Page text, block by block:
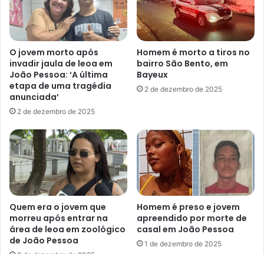
T
r
u
m
i
n
d
e
M
a
n
g
a
b
e
i
r
d
e
n
t
r
a
o
l
e
s
c
e
n
t
e
e
O jovem morto após
invadir jaula de leoa em
João Pessoa: ‘A última
etapa de uma tragédia
anunciada’
2 de dezembro de 2025
Homem é morto a tiros no
bairro São Bento, em
Bayeux
2 de dezembro de 2025
Quem era o jovem que
morreu após entrar na
área de leoa em zoológico
de João Pessoa
Homem é preso e jovem
apreendido por morte de
casal em João Pessoa
1 de dezembro de 2025